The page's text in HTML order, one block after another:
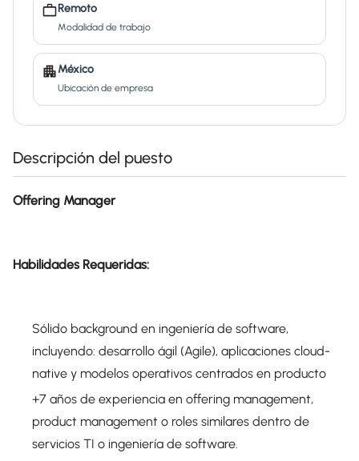
Remoto
Modalidad de trabajo
México
Ubicación de empresa
Descripción del puesto
Offering Manager
Habilidades Requeridas:
Sólido background en ingeniería de software,
incluyendo: desarrollo ágil (Agile), aplicaciones cloud-
native y modelos operativos centrados en producto
+7 años de experiencia en offering management,
product management o roles similares dentro de
servicios TI o ingeniería de software.